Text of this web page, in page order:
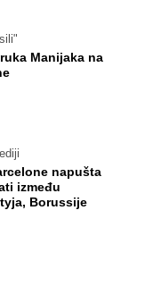
Manijaka na
napušta
između
Borussije